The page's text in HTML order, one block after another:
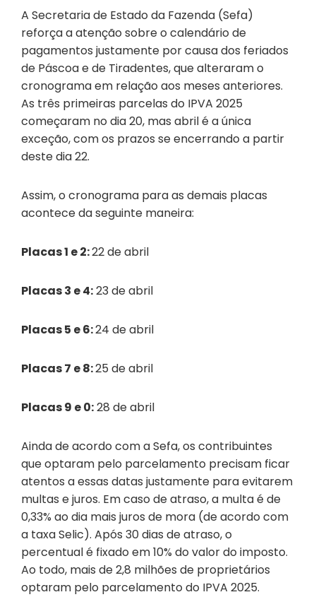
A Secretaria de Estado da Fazenda (Sefa)
reforça a atenção sobre o calendário de
pagamentos justamente por causa dos feriados
de Páscoa e de Tiradentes, que alteraram o
cronograma em relação aos meses anteriores.
As três primeiras parcelas do IPVA 2025
começaram no dia 20, mas abril é a única
exceção, com os prazos se encerrando a partir
deste dia 22.
Assim, o cronograma para as demais placas
acontece da seguinte maneira:
Placas 1 e 2:22 de abril
Placas 3 e 4:23 de abril
Placas 5 e 6:24 de abril
Placas 7 e 8:25 de abril
Placas 9 e 0:28 de abril
Ainda de acordo com a Sefa, os contribuintes
que optaram pelo parcelamento precisam ficar
atentos a essas datas justamente para evitarem
multas e juros. Em caso de atraso, a multa é de
0,33% ao dia mais juros de mora (de acordo com
a taxa Selic). Após 30 dias de atraso, o
percentual é fixado em 10% do valor do imposto.
Ao todo, mais de 2,8 milhões de proprietários
optaram pelo parcelamento do IPVA 2025.